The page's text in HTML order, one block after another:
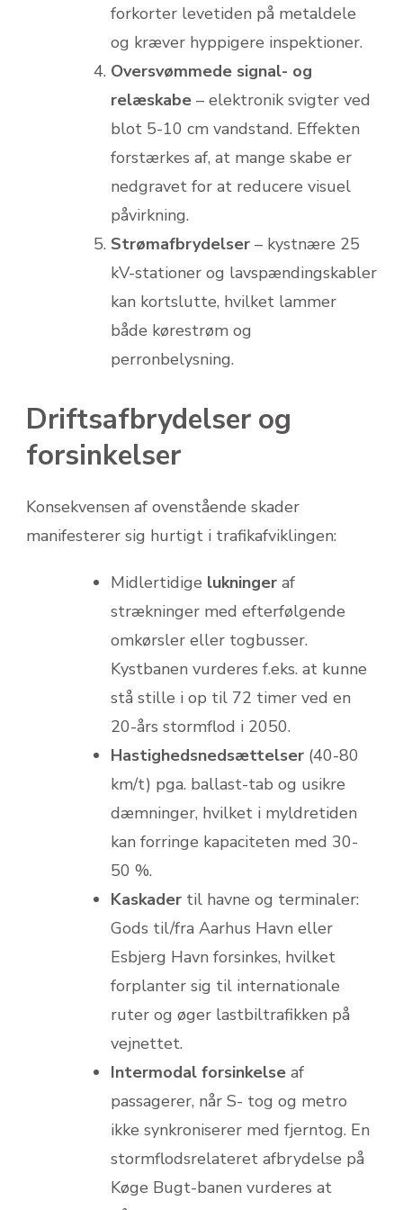
forkorter levetiden på metaldele
og kræver hyppigere inspektioner.
Oversvømmede signal- og
relæskabe – elektronik svigter ved
blot 5-10 cm vandstand. Effekten
forstærkes af, at mange skabe er
nedgravet for at reducere visuel
påvirkning.
Strømafbrydelser – kystnære 25
kV-stationer og lavspændingskabler
kan kortslutte, hvilket lammer
både kørestrøm og
perronbelysning.
Driftsafbrydelser og
forsinkelser
Konsekvensen af ovenstående skader
manifesterer sig hurtigt i trafikafviklingen:
Mid­lertidige lukninger af
strækninger med efterfølgende
omkørsler eller togbusser.
Kystbanen vurderes f.eks. at kunne
stå stille i op til 72 timer ved en
20-års stormflod i 2050.
Hastighedsnedsættelser (40-80
km/t) pga. ballast-tab og usikre
dæmninger, hvilket i myldretiden
kan forringe kapaciteten med 30-
50 %.
Kaskader til havne og terminaler:
Gods til/​fra Aarhus Havn eller
Esbjerg Havn forsinkes, hvilket
forplanter sig til internationale
ruter og øger lastbiltrafikken på
vejnettet.
Intermodal forsinkelse af
passagerer, når S- tog og metro
ikke synkroniserer med fjern­tog. En
stormflodsrelateret afbrydelse på
Køge Bugt-banen vurderes at